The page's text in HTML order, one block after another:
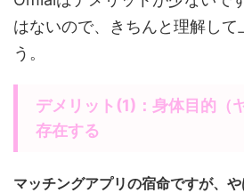
はないので、きちんと理解して
う。
デメリット(1)：身体目的（
存在する
マッチングアプリの宿命ですが、